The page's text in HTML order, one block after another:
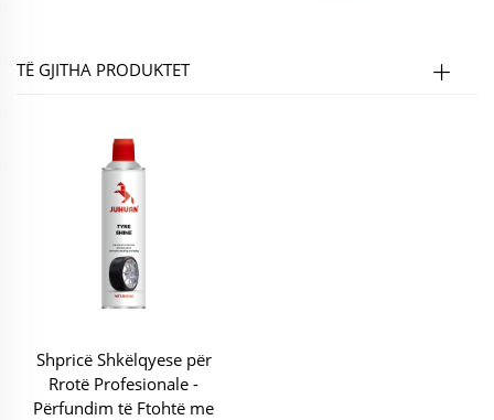
TË GJITHA PRODUKTET
Shpricë Shkëlqyese për
Rrotë Profesionale -
Përfundim të Ftohtë me